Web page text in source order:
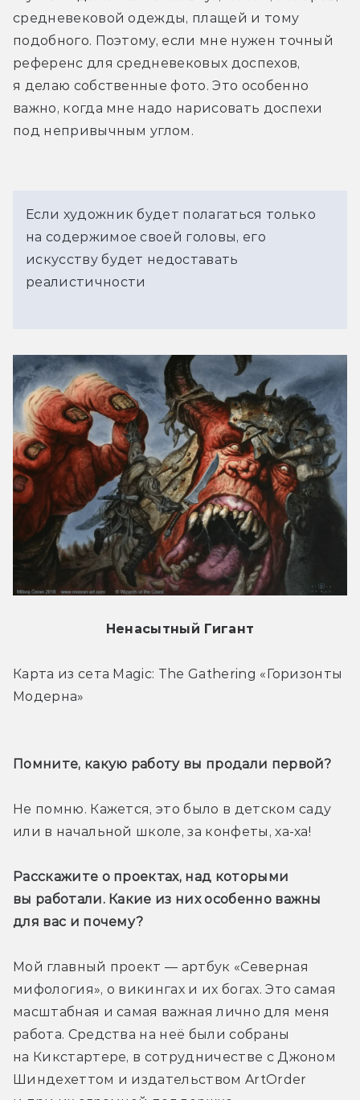
средневековой одежды, плащей и тому
подобного. Поэтому, если мне нужен точный
референс для средневековых доспехов,
я делаю собственные фото. Это особенно
важно, когда мне надо нарисовать доспехи
под непривычным углом.
Если художник будет полагаться только
на содержимое своей головы, его
искусству будет недоставать
реалистичности
Ненасытный Гигант
Карта из сета Magic: The Gathering «Горизонты
Модерна»
Помните, какую работу вы продали первой?
Не помню. Кажется, это было в детском саду
или в начальной школе, за конфеты, ха-ха!
Расскажите о проектах, над которыми
вы работали. Какие из них особенно важны
для вас и почему?
Мой главный проект — артбук «Северная
мифология», о викингах и их богах. Это самая
масштабная и самая важная лично для меня
работа. Средства на неё были собраны
на Кикстартере, в сотрудничестве с Джоном
Шиндехеттом и издательством ArtOrder